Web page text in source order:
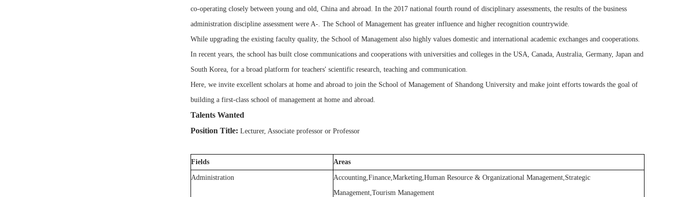
co-operating closely between young and old, China and abroad. In the 2017 national fourth round of disciplinary assessments, the results of the business
administration discipline assessment were A-. The School of Management has greater influence and higher recognition countrywide.
While upgrading the existing faculty quality, the School of Management also highly values domestic and international academic exchanges and cooperations.
In recent years, the school has built close communications and cooperations with universities and colleges in the USA, Canada, Australia, Germany, Japan and
South Korea, for a broad platform for teachers' scientific research, teaching and communication.
Here, we invite excellent scholars at home and abroad to join the School of Management of Shandong University and make joint efforts towards the goal of
building a first-class school of management at home and abroad.
Talents Wanted
Position Title: Lecturer, Associate professor or Professor
Fields Areas
Administration
Accounting,Finance,Marketing,Human Resource & Organizational Management,Strategic
Management,Tourism Management